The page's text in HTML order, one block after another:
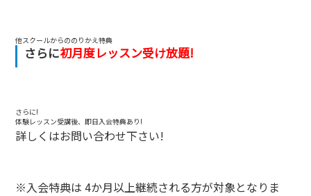
他スクールからののりかえ特典
さらに初月度レッスン受け放題!
さらに!
体験レッスン受講後、即日入会特典あり!
詳しくはお問い合わせ下さい!
※入会特典は 4か月以上継続される方が対象となりま